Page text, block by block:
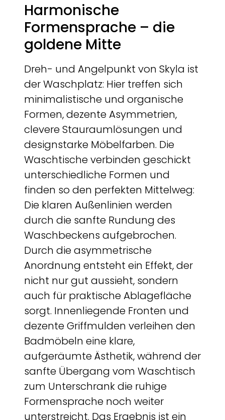
Harmonische
Formensprache – die
goldene Mitte
Dreh- und Angelpunkt von Skyla ist
der Waschplatz: Hier treffen sich
minimalistische und organische
Formen, dezente Asymmetrien,
clevere Stauraumlösungen und
designstarke Möbelfarben. Die
Waschtische verbinden geschickt
unterschiedliche Formen und
finden so den perfekten Mittelweg:
Die klaren Außenlinien werden
durch die sanfte Rundung des
Waschbeckens aufgebrochen.
Durch die asymmetrische
Anordnung entsteht ein Effekt, der
nicht nur gut aussieht, sondern
auch für praktische Ablagefläche
sorgt. Innenliegende Fronten und
dezente Griffmulden verleihen den
Badmöbeln eine klare,
aufgeräumte Ästhetik, während der
sanfte Übergang vom Waschtisch
zum Unterschrank die ruhige
Formensprache noch weiter
unterstreicht. Das Ergebnis ist ein